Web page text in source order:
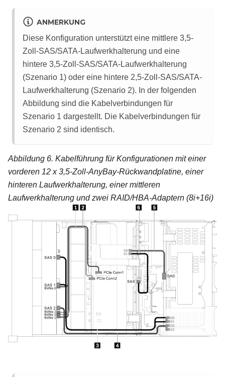
ANMERKUNG
Diese Konfiguration unterstützt eine mittlere 3,5-
Zoll-SAS/SATA-Laufwerkhalterung und eine
hintere 3,5-Zoll-SAS/SATA-Laufwerkhalterung
(Szenario 1) oder eine hintere 2,5-Zoll-SAS/SATA-
Laufwerkhalterung (Szenario 2). In der folgenden
Abbildung sind die Kabelverbindungen für
Szenario 1 dargestellt. Die Kabelverbindungen für
Szenario 2 sind identisch.
Abbildung 6. Kabelführung für Konfigurationen mit einer
vorderen 12 x 3,5-Zoll-AnyBay-Rückwandplatine, einer
hinteren Laufwerkhalterung, einer mittleren
Laufwerkhalterung und zwei RAID/HBA-Adaptern (8i+16i)